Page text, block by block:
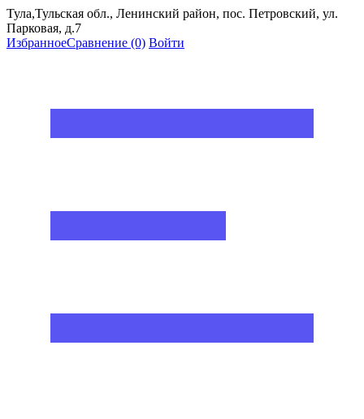
Тула,Тульская обл., Ленинский район, пос. Петровский, ул.
Парковая, д.7
ИзбранноеСравнение (0) Войти